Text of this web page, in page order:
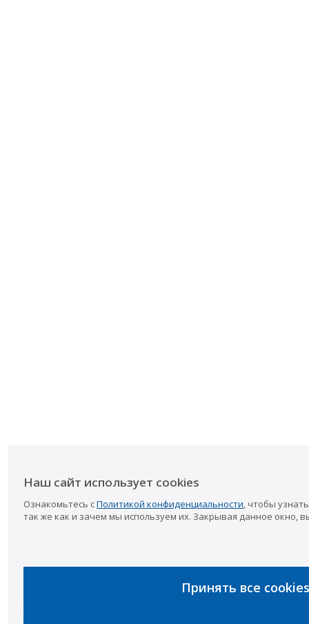
Наш сайт использует cookies
Ознакомьтесь сПолитикой конфиденциальности, чтобы
так же как и зачем мы используем их. Закрывая данное окно,
Принять все cookies